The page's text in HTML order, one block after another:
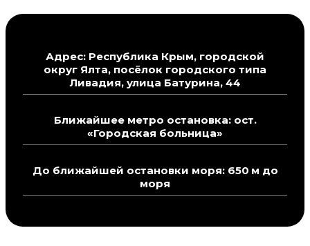
Адрес: Республика Крым, городской
округ Ялта, посёлок городского типа
Ливадия, улица Батурина, 44
Ближайшее метро остановка: ост.
«Городская больница»
До ближайшей остановки моря: 650 м до
моря